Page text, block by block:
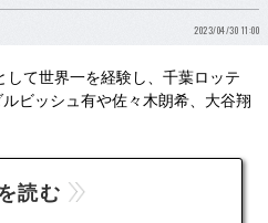
2023/04/30 11:00
て世界一を経験し、千葉ロッテ
ビッシュ有や佐々木朗希、大谷翔
読む